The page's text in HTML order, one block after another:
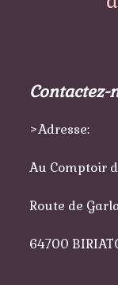
Contactez-
>Adresse:
Au Comptoir
Route de
64700